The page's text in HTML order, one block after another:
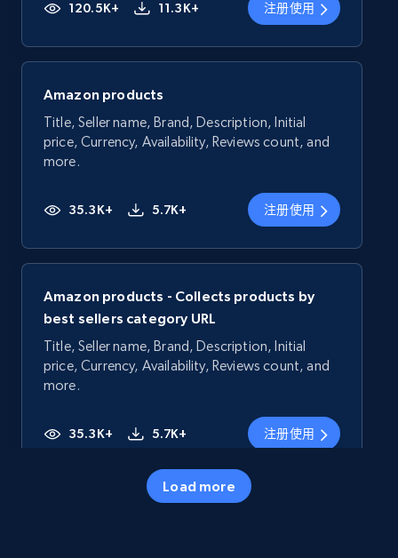
120.5K+ 11.3K+ 注册使用
Amazon products
Title, Seller name, Brand, Description, Initial
price, Currency, Availability, Reviews count, and
more.
35.3K+ 5.7K+ 注册使用
Amazon products - Collects products by
best sellers category URL
Title, Seller name, Brand, Description, Initial
price, Currency, Availability, Reviews count, and
more.
35.3K+ 5.7K+ 注册使用
Load more